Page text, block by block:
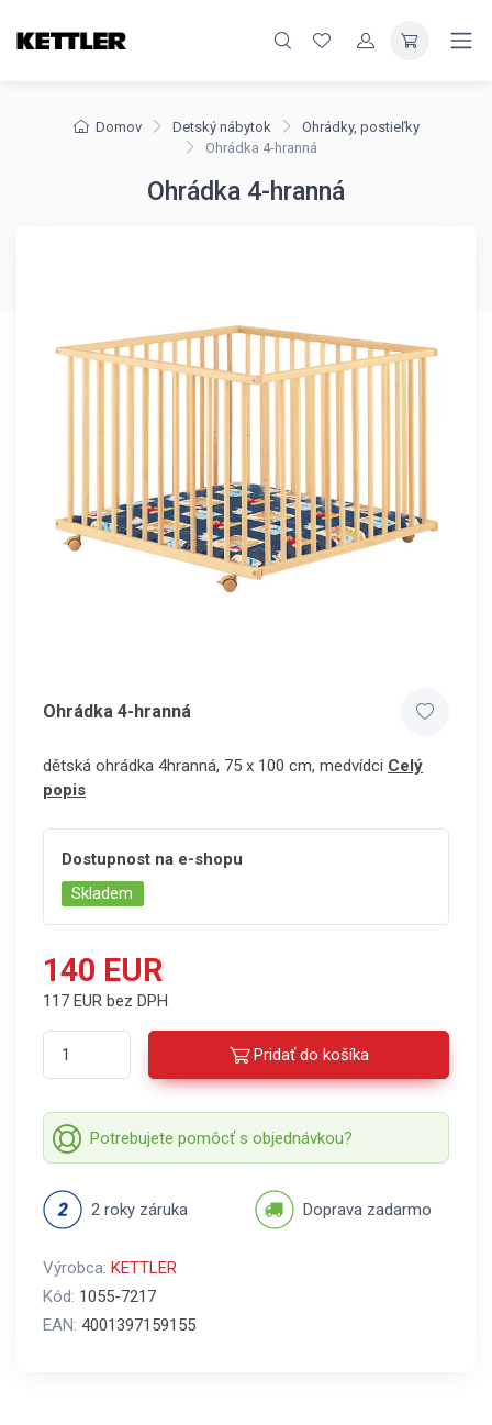
Domov Detský nábytok
Ohrádky, postieľky
Ohrádka 4-hranná
Ohrádka 4-hranná
Ohrádka 4-hranná
dětská ohrádka 4hranná, 75 x 100 cm, medvídci Celý
popis
Dostupnost na e-shopu
Skladem
140 EUR
117 EUR bez DPH
Pridať do košíka
Potrebujete pomôcť s objednávkou?
2 roky záruka Doprava zadarmo
Výrobca: KETTLER
Kód: 1055-7217
EAN: 4001397159155